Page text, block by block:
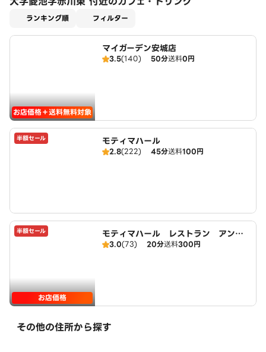
ランキング順 フィルター
お店価格＋送料無料対象
マイガーデン安城店
3.5(140) 50分送料0円
半額セール モティマハール
2.8(222) 45分送料100円
半額セール
お店価格
モティマハール レストラン アンド
バー
3.0(73) 20分送料300円
その他の住所から探す